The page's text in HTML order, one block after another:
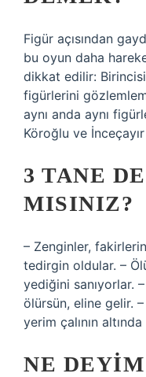
Figür açısından
bu oyun daha
dikkat edilir:
figürlerini
aynı anda aynı
Köroğlu ve
3 TANE
MISINIZ?
– Zenginler,
tedirgin oldular. –
yediğini sanıyorlar.
ölürsün, eline gelir.
yerim çalının
NE